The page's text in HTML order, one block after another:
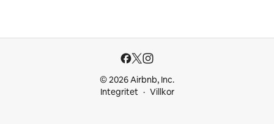
© 2026 Airbnb, Inc.
Integritet
Villkor